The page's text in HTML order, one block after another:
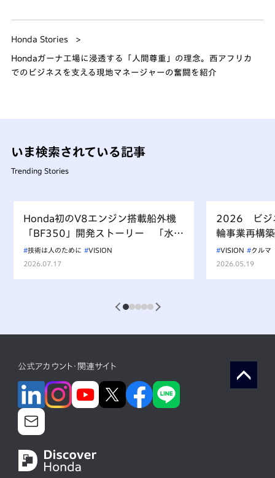
Honda Stories
Hondaガーナ工場に浸透する「人間尊重」の理念。西アフリカ
でのビジネスを支える現地マネージャーの奮闘を紹介
いま検索されている記事
Trending Stories
Honda初のV8エンジン搭載船外機
「BF350」開発ストーリー 「水上
を走るもの、水を汚すべからず」を
受け継ぐ挑戦
技術は人のために
VISION
2026.07.17
2026 ビジ
輪事業再構
VISION
クルマ
2026.05.19
1 2 3 4 5
公式アカウント・関連サイト